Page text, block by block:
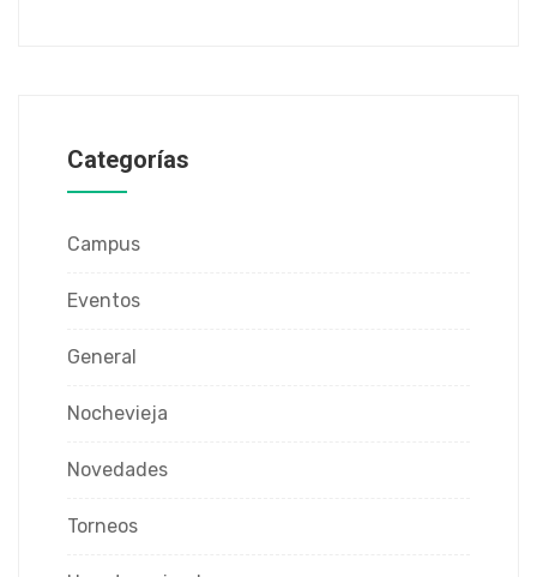
Categorías
Campus
Eventos
General
Nochevieja
Novedades
Torneos